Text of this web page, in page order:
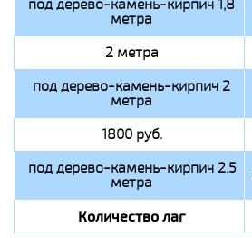
метра
2 метра
под дерево-камень-кирпич 2
метра
1800 руб.
под дерево-камень-кирпич 2.5
метра
Количество лаг